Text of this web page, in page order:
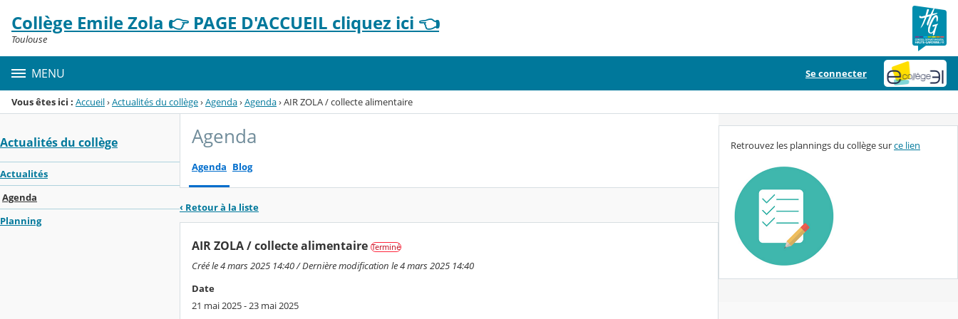
Menu de la rubrique
Contenu
Collège Emile Zola 👉 PAGE D'ACCUEIL cliquez ici 👈
Toulouse
MENU Se connecter
Vous êtes ici : Accueil›Actualités du collège›Agenda›Agenda›AIR ZOLA / collecte alimentaire
Actualités du collège
Actualités
Agenda
Planning
Agenda
Agenda Blog
‹ Retour à la liste
AIR ZOLA / collecte alimentaire Terminé
Créé le 4 mars 2025 14:40 / Dernière modification le 4 mars 2025 14:40
Date
21 mai 2025 - 23 mai 2025
Retrouvez les plannings du collège surce lien